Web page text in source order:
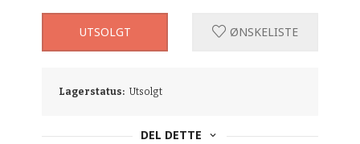
UTSOLGT ØNSKELISTE
Lagerstatus: Utsolgt
DEL DETTE